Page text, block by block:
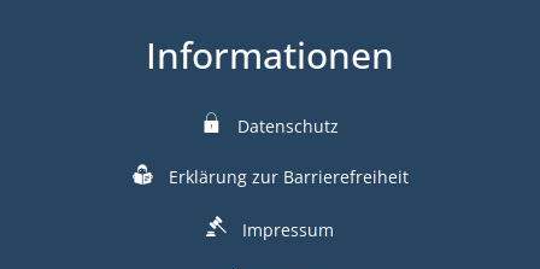
Informationen
Datenschutz
Erklärung zur Barrierefreiheit
Impressum